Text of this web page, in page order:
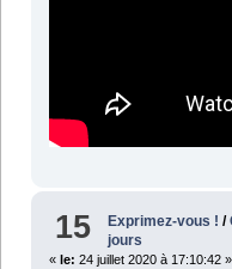
15 Exprimez-vous ! /
jours
« le: 24 juillet 2020 à 17:10:42 »